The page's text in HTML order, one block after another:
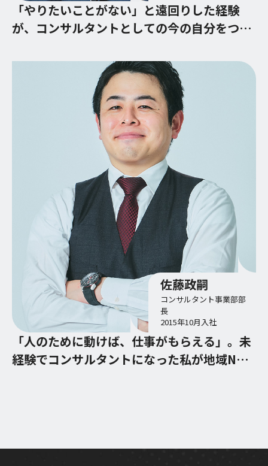
「やりたいことがない」と遠回りした経験
が、コンサルタントとしての今の自分をつく
「人のために動けば、仕事がもらえる」。未
経験でコンサルタントになった私が地域No.1
佐藤政嗣
コンサルタント事業部部
長
2015年10月入社